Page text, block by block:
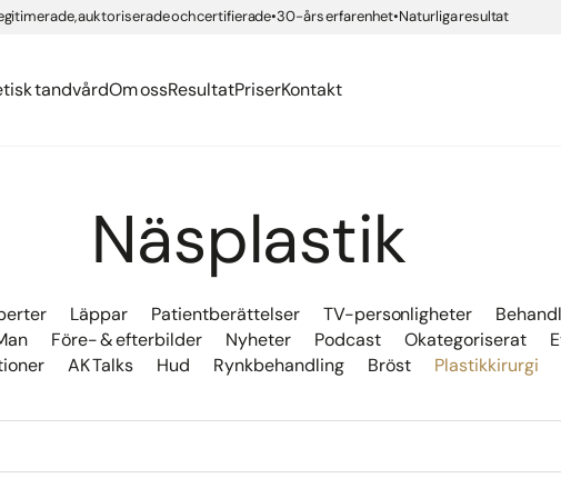
auktoriserade och certifierade 30-års erfarenhet Naturliga resultat
IPL
tandvård
med compositematerial
Brilliant SmileOm ossResultatPriserKontakt
Näsplastik
Läppar Patientberättelser TV-personligheter
Före- & efterbilder Nyheter Podcast Okategoriserat
AK Talks Hud Rynkbehandling Bröst Plastikkirurgi